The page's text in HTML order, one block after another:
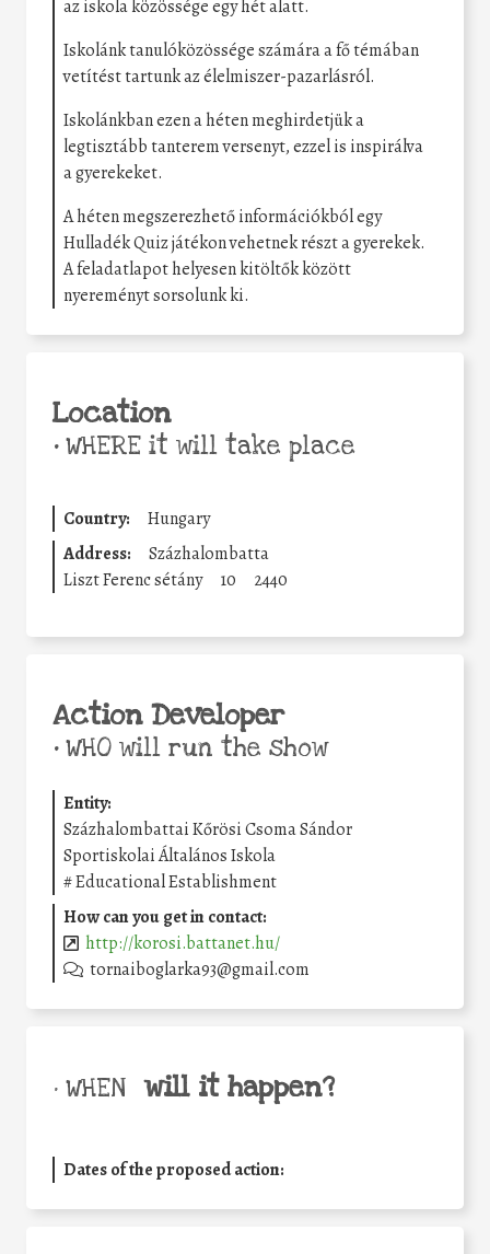
az iskola közössége egy hét alatt.
Iskolánk tanulóközössége számára a fő témában
vetítést tartunk az élelmiszer-pazarlásról.
Iskolánkban ezen a héten meghirdetjük a
legtisztább tanterem versenyt, ezzel is inspirálva
a gyerekeket.
A héten megszerezhető információkból egy
Hulladék Quiz játékon vehetnek részt a gyerekek.
A feladatlapot helyesen kitöltők között
nyereményt sorsolunk ki.
Location
•WHERE it will take place
Country:
Hungary
Address:
Százhalombatta
Liszt Ferenc sétány
10 2440
Action Developer
•WHO will run the show
Entity:
Százhalombattai Kőrösi Csoma Sándor
Sportiskolai Általános Iskola
#Educational Establishment
How can you get in contact:
http://korosi.battanet.hu/
tornaiboglarka93@gmail.com
• WHEN will it happen?
Dates of the proposed action: